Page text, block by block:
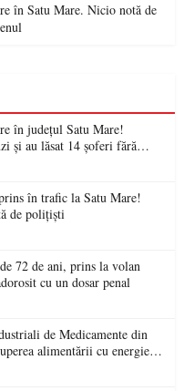
în Satu Mare. Nicio notă de
în județul Satu Mare!
și au lăsat 14 șoferi fără
în trafic la Satu Mare!
de polițiști
72 de ani, prins la volan
cu un dosar penal
de Medicamente din
alimentării cu energie
va pune în pericol